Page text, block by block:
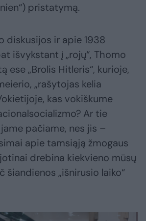
pristatymą.
diskusijos ir apie 1938
išvykstant į „rojų“, Thomo
ese „Brolis Hitleris“, kurioje,
„rašytojas kelia
kas vokiškume
Ar tie
pačiame, nes jis –
apie tamsiąją žmogaus
drebina kiekvieno mūsų
šiandienos „išnirusio laiko“